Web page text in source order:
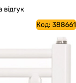
відгук
Код: 388661